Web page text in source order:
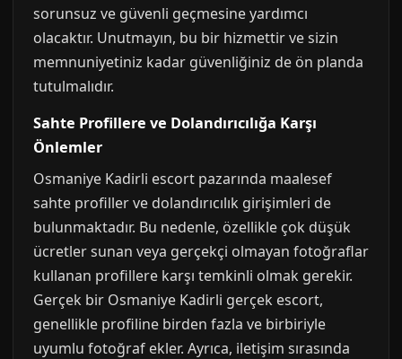
sorunsuz ve güvenli geçmesine yardımcı
olacaktır. Unutmayın, bu bir hizmettir ve sizin
memnuniyetiniz kadar güvenliğiniz de ön planda
tutulmalıdır.
Sahte Profillere ve Dolandırıcılığa Karşı
Önlemler
Osmaniye Kadirli escort pazarında maalesef
sahte profiller ve dolandırıcılık girişimleri de
bulunmaktadır. Bu nedenle, özellikle çok düşük
ücretler sunan veya gerçekçi olmayan fotoğraflar
kullanan profillere karşı temkinli olmak gerekir.
Gerçek bir Osmaniye Kadirli gerçek escort,
genellikle profiline birden fazla ve birbiriyle
uyumlu fotoğraf ekler. Ayrıca, iletişim sırasında